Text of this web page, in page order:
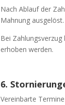
Nach Ablauf der
Mahnung ausgelöst.
Bei
erhoben werden.
6.
Vereinbarte